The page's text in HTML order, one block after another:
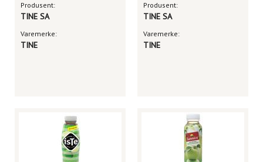
Produsent:
TINE SA
Varemerke:
TINE
Produsent:
TINE SA
Varemerke:
TINE